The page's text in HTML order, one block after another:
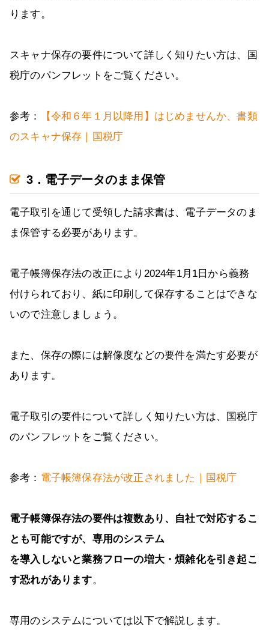
ります。
スキャナ保存の要件について詳しく知りたい方は、国
税庁のパンフレットをご覧ください。
参考：
【令和６年１⽉以降用】はじめませんか、書類
のスキャナ保存｜国税庁
3．電子データのまま保管
電子取引を通じて受領した請求書は、電子データのま
ま保管する必要があります。
電子帳簿保存法の改正により2024年1月1日から義務
付けられており、紙に印刷して保存することはできな
いので注意しましょう。
また、保存の際には解像度などの要件を満たす必要が
あります。
電子取引の要件について詳しく知りたい方は、国税庁
のパンフレットをご覧ください。
参考： 電子帳簿保存法が改正されました｜国税庁
電子帳簿保存法の要件は複数あり、自社で対応するこ
とも可能ですが、専用のシステム
を導入しないと業務フローの増大・煩雑化を引き起こ
す恐れがあります。
専用のシステムについては以下で解説します。